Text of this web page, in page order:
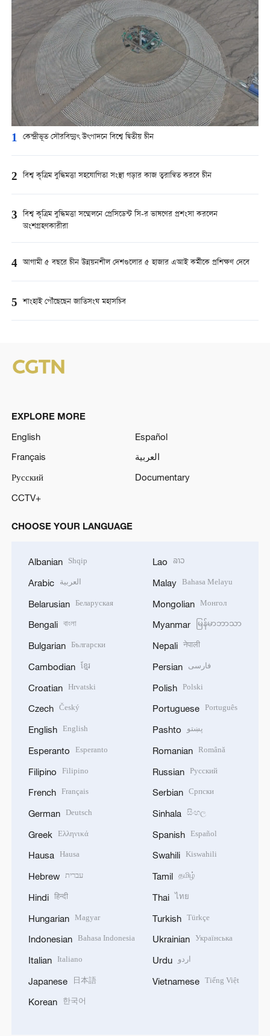
1 কেন্দ্রীভূত সৌরবিদ্যুৎ উৎপাদনে বিশ্বে দ্বিতীয় চীন
2 বিশ্ব কৃত্রিম বুদ্ধিমত্তা সহযোগিতা সংস্থা গড়ার কাজ ত্বরান্বিত করবে চীন
3 বিশ্ব কৃত্রিম বুদ্ধিমত্তা সম্মেলনে প্রেসিডেন্ট সি-র ভাষণের প্রশংসা করলেন
অংশগ্রহণকারীরা
4 আগামী ৫ বছরে চীন উন্নয়নশীল দেশগুলোর ৫ হাজার এআই কর্মীকে প্রশিক্ষণ দেবে
5 শাংহাই পৌঁছেছেন জাতিসংঘ মহাসচিব
EXPLORE MORE
English
Español
Français
العربية
Русский
Documentary
CCTV+
CHOOSE YOUR LANGUAGE
Albanian Shqip
Arabic العربية
Belarusian Беларуская
Bengali বাংলা
Bulgarian Български
Cambodian ខ្មែរ
Croatian Hrvatski
Czech Český
English English
Esperanto Esperanto
Filipino Filipino
French Français
German Deutsch
Greek Ελληνικά
Hausa Hausa
Hebrew עברית
Hindi हिन्दी
Hungarian Magyar
Indonesian Bahasa Indonesia
Italian Italiano
Japanese 日本語
Korean 한국어
Lao ລາວ
Malay Bahasa Melayu
Mongolian Монгол
Myanmar မြန်မာဘာသာ
Nepali नेपाली
Persian فارسی
Polish Polski
Portuguese Português
Pashto پښتو
Romanian Română
Russian Русский
Serbian Српски
Sinhala සිංහල
Spanish Español
Swahili Kiswahili
Tamil தமிழ்
Thai ไทย
Turkish Türkçe
Ukrainian Українська
Urdu اردو
Vietnamese Tiếng Việt